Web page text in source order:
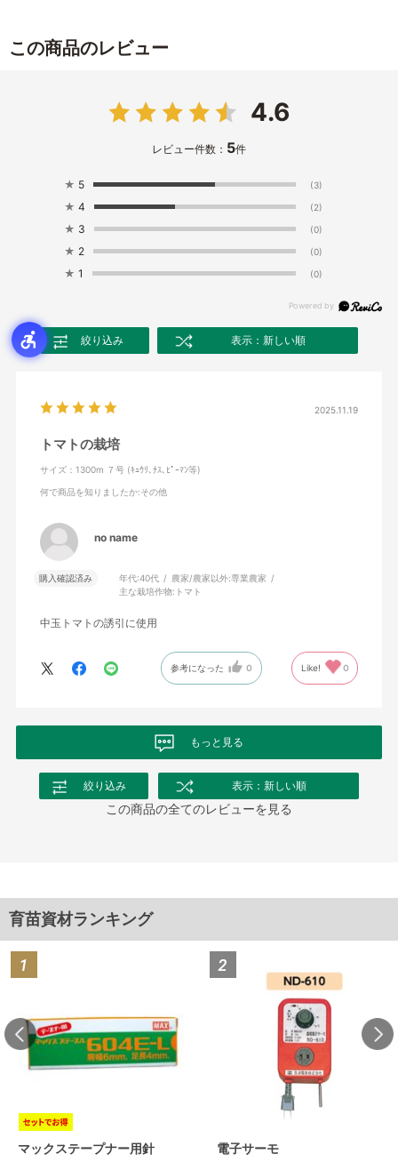
この商品のレビュー
4.6
レビュー件数： 5件
★ 5 (3)
★ 4 (2)
★ 3 (0)
★ 2 (0)
★ 1 (0)
絞り込み 表示：新しい順
2025.11.19
トマトの栽培
サイズ：1300m ７号 (ｷｭｳﾘ､ﾅｽ､ﾋﾟｰﾏﾝ等)
何で商品を知りましたか:その他
no name
購入確認済み 年代:40代 農家/農家以外:専業農家
主な栽培作物: トマト
中玉トマトの誘引に使用
参考になった 0 Like! 0
もっと見る
絞り込み 表示：新しい順
この商品の全てのレビューを見る
育苗資材ランキング
マックステープナー用針 電子サーモ